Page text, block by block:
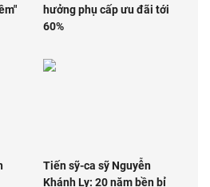
hưởng phụ cấp ưu đãi tới
60%
Tiến sỹ-ca sỹ Nguyễn
Khánh Ly: 20 năm bền bỉ